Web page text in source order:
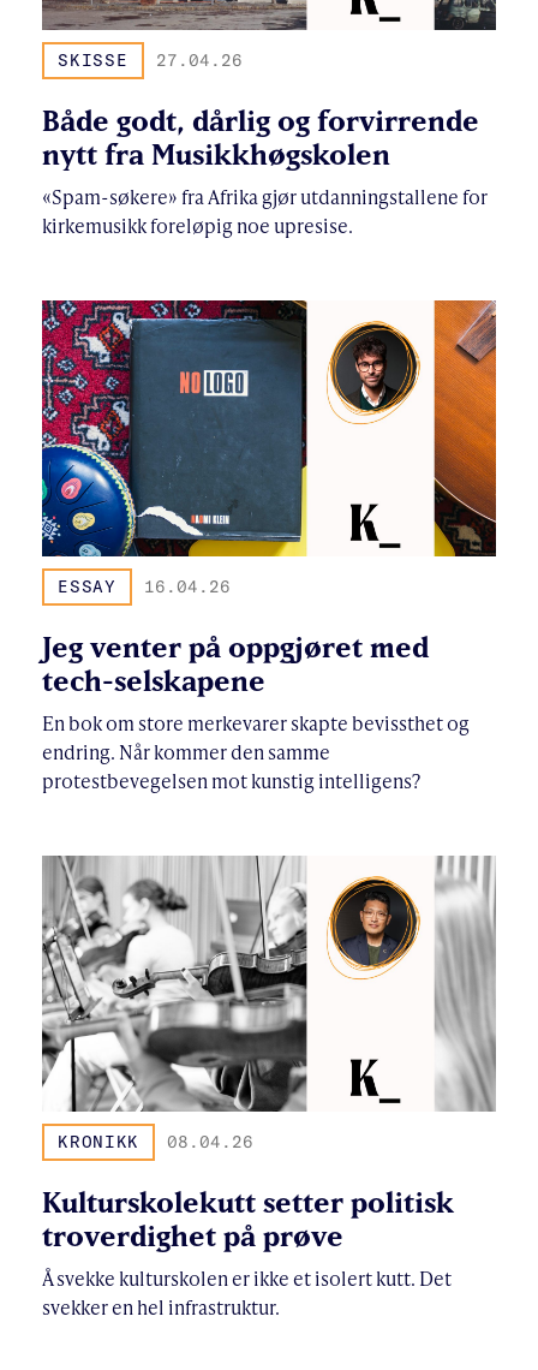
SKISSE 27.04.26
Både godt, dårlig og forvirrende
nytt fra Musikkhøgskolen
«Spam-søkere» fra Afrika gjør utdanningstallene for
kirkemusikk foreløpig noe upresise.
ESSAY 16.04.26
Jeg venter på oppgjøret med
tech-selskapene
En bok om store merkevarer skapte bevissthet og
endring. Når kommer den samme
protestbevegelsen mot kunstig intelligens?
KRONIKK 08.04.26
Kulturskolekutt setter politisk
troverdighet på prøve
Å svekke kulturskolen er ikke et isolert kutt. Det
svekker en hel infrastruktur.